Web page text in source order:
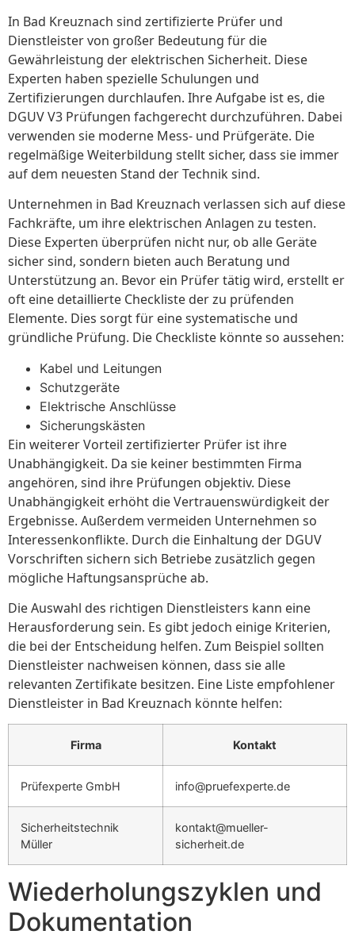
In Bad Kreuznach sind zertifizierte Prüfer und
Dienstleister von großer Bedeutung für die
Gewährleistung der elektrischen Sicherheit. Diese
Experten haben spezielle Schulungen und
Zertifizierungen durchlaufen. Ihre Aufgabe ist es, die
DGUV V3 Prüfungen fachgerecht durchzuführen. Dabei
verwenden sie moderne Mess- und Prüfgeräte. Die
regelmäßige Weiterbildung stellt sicher, dass sie immer
auf dem neuesten Stand der Technik sind.
Unternehmen in Bad Kreuznach verlassen sich auf diese
Fachkräfte, um ihre elektrischen Anlagen zu testen.
Diese Experten überprüfen nicht nur, ob alle Geräte
sicher sind, sondern bieten auch Beratung und
Unterstützung an. Bevor ein Prüfer tätig wird, erstellt er
oft eine detaillierte Checkliste der zu prüfenden
Elemente. Dies sorgt für eine systematische und
gründliche Prüfung. Die Checkliste könnte so aussehen:
Kabel und Leitungen
Schutzgeräte
Elektrische Anschlüsse
Sicherungskästen
Ein weiterer Vorteil zertifizierter Prüfer ist ihre
Unabhängigkeit. Da sie keiner bestimmten Firma
angehören, sind ihre Prüfungen objektiv. Diese
Unabhängigkeit erhöht die Vertrauenswürdigkeit der
Ergebnisse. Außerdem vermeiden Unternehmen so
Interessenkonflikte. Durch die Einhaltung der DGUV
Vorschriften sichern sich Betriebe zusätzlich gegen
mögliche Haftungsansprüche ab.
Die Auswahl des richtigen Dienstleisters kann eine
Herausforderung sein. Es gibt jedoch einige Kriterien,
die bei der Entscheidung helfen. Zum Beispiel sollten
Dienstleister nachweisen können, dass sie alle
relevanten Zertifikate besitzen. Eine Liste empfohlener
Dienstleister in Bad Kreuznach könnte helfen:
Firma Kontakt
Prüfexperte GmbH info@pruefexperte.de
Sicherheitstechnik
Müller
kontakt@mueller-
sicherheit.de
Wiederholungszyklen und
Dokumentation